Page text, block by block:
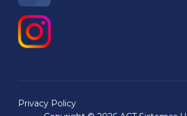
Privacy Policy